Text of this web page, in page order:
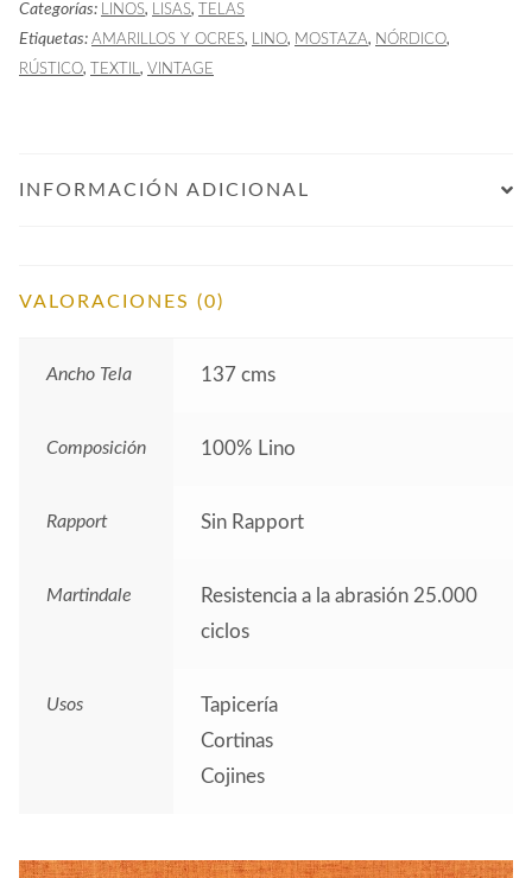
Amarillo
cantidad
Categorías: LINOS, LISAS, TELAS
Etiquetas: AMARILLOS Y OCRES, LINO, MOSTAZA, NÓRDICO,
RÚSTICO, TEXTIL , VINTAGE
INFORMACIÓN ADICIONAL
VALORACIONES (0)
Ancho Tela 137 cms
Composición 100% Lino
Rapport Sin Rapport
Martindale
Resistencia a la abrasión 25.000
ciclos
Usos
Tapicería
Cortinas
Cojines